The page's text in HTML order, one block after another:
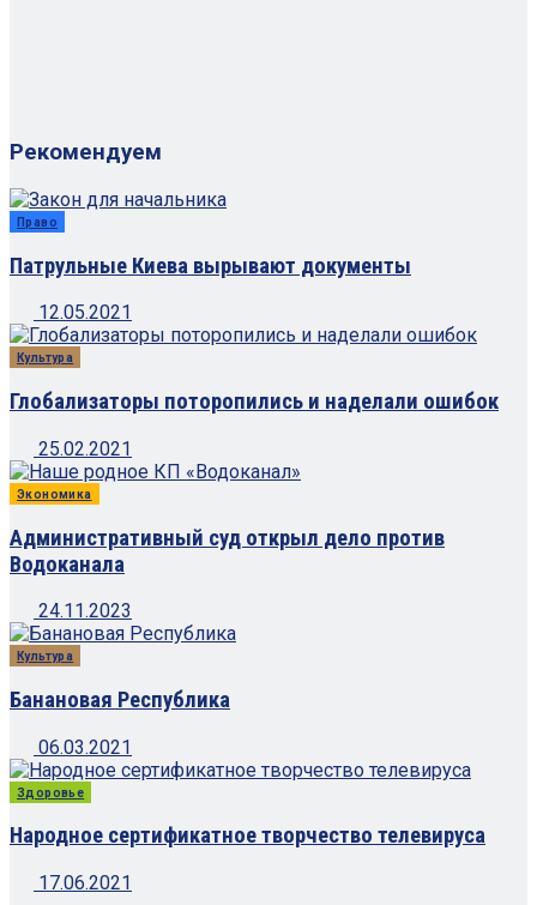
Рекомендуем
Право
Патрульные Киева вырывают документы
12.05.2021
Культура
Глобализаторы поторопились и наделали ошибок
25.02.2021
Экономика
Административный суд открыл дело против
Водоканала
24.11.2023
Культура
Банановая Республика
06.03.2021
Здоровье
Народное сертификатное творчество телевируса
17.06.2021